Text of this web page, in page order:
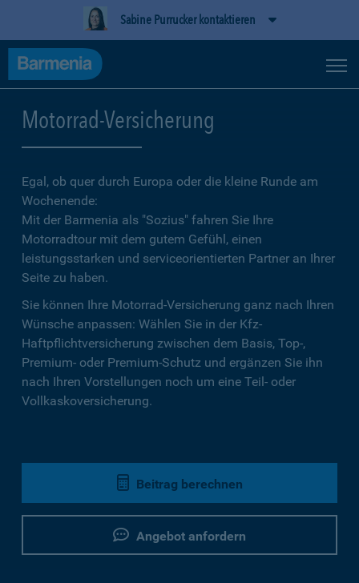
Sabine Purrucker kontaktieren
Motorrad-Versicherung
Egal, ob quer durch Europa oder die kleine Runde am
Wochenende:
Mit der Barmenia als "Sozius" fahren Sie Ihre
Motorradtour mit dem gutem Gefühl, einen
leistungsstarken und serviceorientierten Partner an Ihrer
Seite zu haben.
Sie können Ihre Motorrad-Versicherung ganz nach Ihren
Wünsche anpassen: Wählen Sie in der Kfz-
Haftpflichtversicherung zwischen dem Basis, Top-,
Premium- oder Premium-Schutz und ergänzen Sie ihn
nach Ihren Vorstellungen noch um eine Teil- oder
Vollkaskoversicherung.
Beitrag berechnen
Angebot anfordern